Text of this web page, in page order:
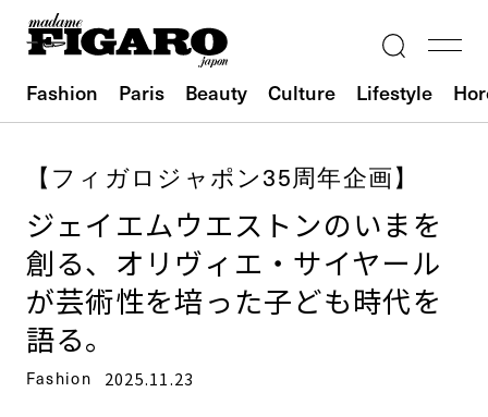
Fashion Paris Beauty Culture Lifestyle
【フィガロジャポン35周年企画】
ジェイエムウエストンのいまを
創る、オリヴィエ・サイヤール
が芸術性を培った子ども時代を
語る。
Fashion 2025.11.23